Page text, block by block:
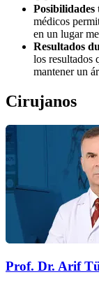
Posibilidades
médicos
en un lugar
Resultados
los resultados
mantener un
Cirujanos
Prof. Dr. Arif